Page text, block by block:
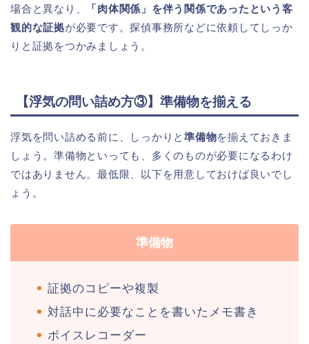
場合と異なり、
「肉体関係」を伴う関係であったという客
観的な証拠が必要です。探偵事務所などに依頼してしっか
りと証拠をつかみましょう。
【浮気の問い詰め方③】準備物を揃える
浮気を問い詰める前に、しっかりと 準備物を揃えておきま
しょう。準備物といっても、多くのものが必要になるわけ
ではありません。最低限、以下を用意しておけば良いでし
ょう。
準備物
証拠のコピーや複製
対話中に必要なことを書いたメモ書き
ボイスレコーダー